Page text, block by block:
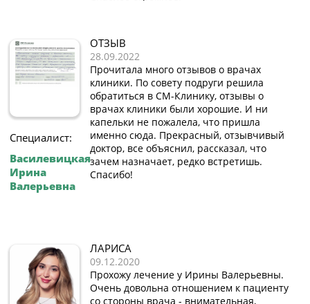
Специалист:
Василевицкая
Ирина
Валерьевна
ОТЗЫВ
28.09.2022
Прочитала много отзывов о врачах
клиники. По совету подруги решила
обратиться в СМ-Клинику, отзывы о
врачах клиники были хорошие. И ни
капельки не пожалела, что пришла
именно сюда. Прекрасный, отзывчивый
доктор, все объяснил, рассказал, что
зачем назначает, редко встретишь.
Спасибо!
ЛАРИСА
09.12.2020
Прохожу лечение у Ирины Валерьевны.
Очень довольна отношением к пациенту
со стороны врача - внимательная,